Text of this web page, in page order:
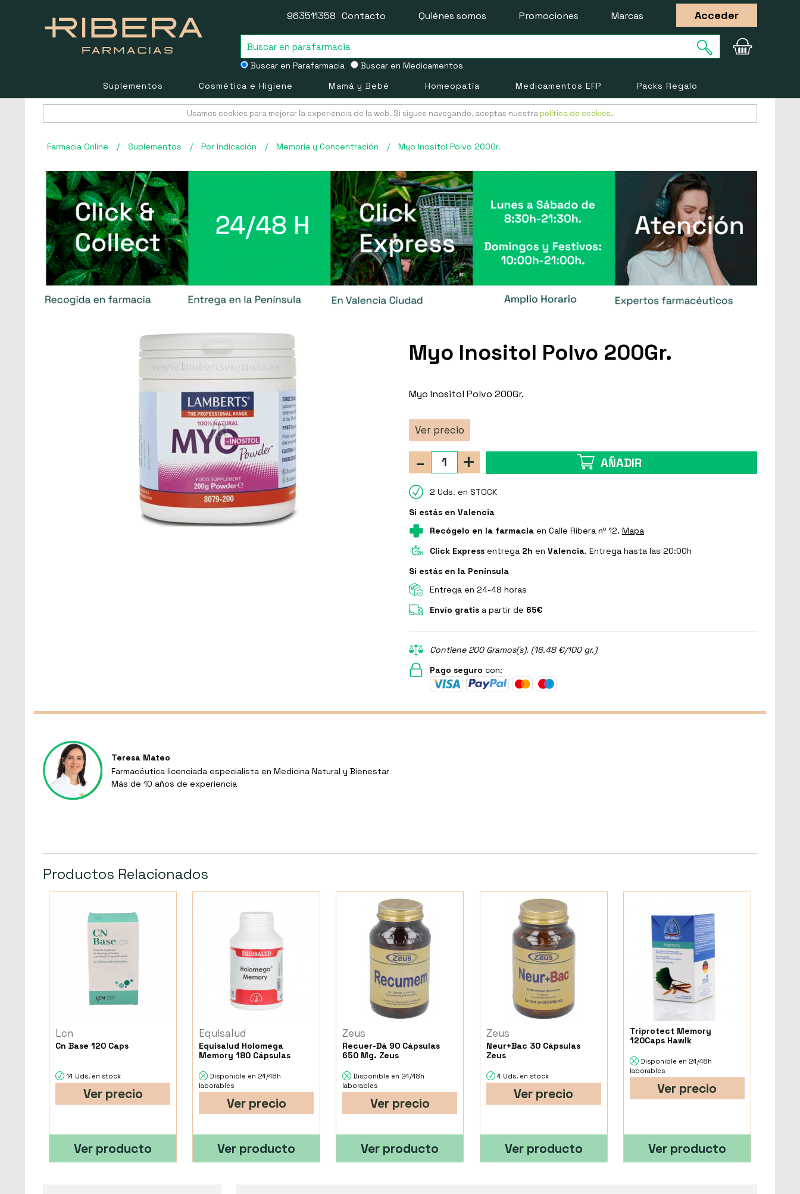
Buscar en Parafarmacia Buscar en Medicamentos
963511358 Contacto Quiénes somos Promociones Marcas Acceder
Suplementos Cosmética e Higiene Mamá y Bebé Homeopatía Medicamentos EFP Packs Regalo
Usamos cookies para mejorar la experiencia de la web. Si sigues navegando, aceptas nuestra política de cookies.
Farmacia Online / Suplementos / Por Indicación / Memoria y Concentración / Myo Inositol Polvo 200Gr.
Myo Inositol Polvo 200Gr.
Myo Inositol Polvo 200Gr.
Ver precio
+
- AÑADIR
2 Uds. en STOCK
Si estás en Valencia
Recógelo en la farmacia en Calle Ribera nº 12. Mapa
Click Express entrega 2h en Valencia. Entrega hasta las 20:00h
Si estás en la Península
Entrega en 24-48 horas
Envío gratis a partir de 65€
Contiene 200 Gramos(s). (16.48 €/100 gr.)
Pago seguro con:
Teresa Mateo
Farmacéutica licenciada especialista en Medicina Natural y Bienestar
Más de 10 años de experiencia
Productos Relacionados
Lcn
Cn Base 120 Caps
14 Uds. en stock
Ver precio
Ver producto
Equisalud
Equisalud Holomega
Memory 180 Cápsulas
Disponible en 24/48h
laborables
Ver precio
Ver producto
Zeus
Recuer-Dá 90 Cápsulas
650 Mg. Zeus
Disponible en 24/48h
laborables
Ver precio
Ver producto
Zeus
Neur+Bac 30 Cápsulas
Zeus
4 Uds. en stock
Ver precio
Ver producto
Triprotect Memory
120Caps Hawlk
Disponible en 24/48h
laborables
Ver precio
Ver producto